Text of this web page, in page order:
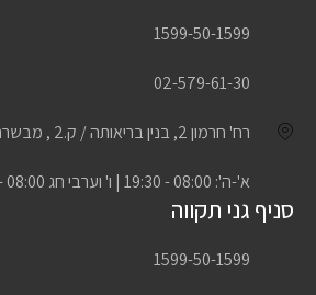
1599-50-1599
02-579-61-30
רח' חרמון 2, בנין בריאותה / ק.2 , מבשרת ציון
א'-ה': 08:00 - 19:30 | ו' וערבי חג 08:00 - 13:00
סניף גני תקווה
1599-50-1599